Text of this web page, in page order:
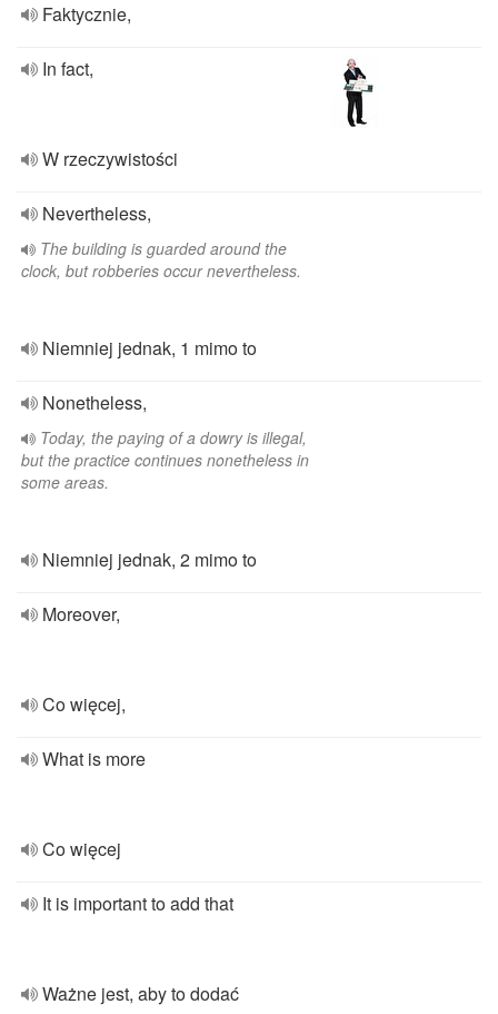
Faktycznie,
In fact,
W rzeczywistości
Nevertheless,
The building is guarded around the
clock, but robberies occur nevertheless.
Niemniej jednak, 1 mimo to
Nonetheless,
Today, the paying of a dowry is illegal,
but the practice continues nonetheless in
some areas.
Niemniej jednak, 2 mimo to
Moreover,
Co więcej,
What is more
Co więcej
It is important to add that
Ważne jest, aby to dodać